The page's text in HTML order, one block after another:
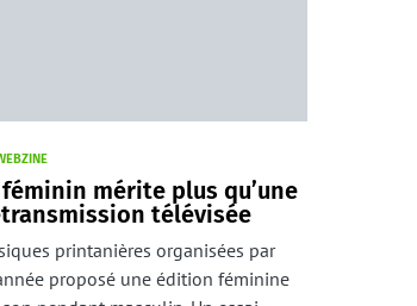
mérite plus qu’une
télévisée
printanières organisées par
proposé une édition féminine